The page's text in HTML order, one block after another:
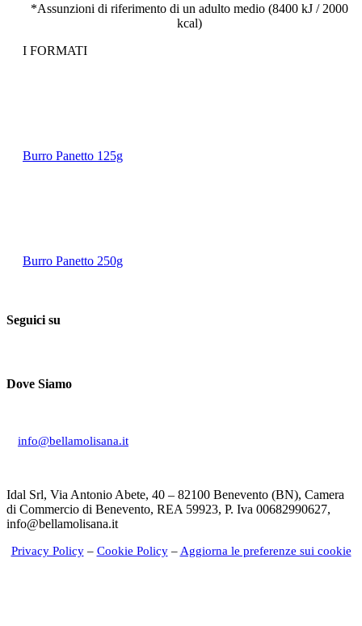
*Assunzioni di riferimento di un adulto medio (8400 kJ / 2000
kcal)
I FORMATI
Burro Panetto 125g
Burro Panetto 250g
Seguici su
Dove Siamo
info@bellamolisana.it
Idal Srl, Via Antonio Abete, 40 – 82100 Benevento (BN), Camera
di Commercio di Benevento, REA 59923, P. Iva 00682990627,
info@bellamolisana.it
Privacy Policy– Cookie Policy– Aggiorna le preferenze sui cookie